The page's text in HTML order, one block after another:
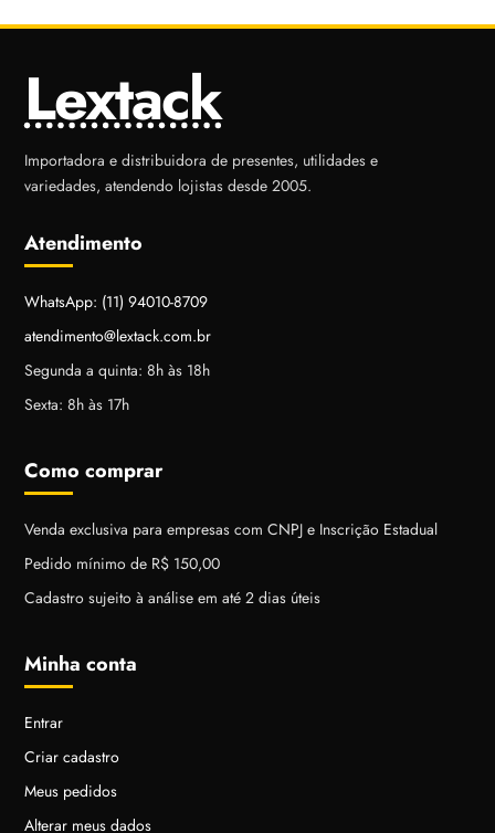
Atendimento
WhatsApp: (11) 94010-8709
atendimento@lextack.com.br
Segunda a quinta: 8h às 18h
Sexta: 8h às 17h
Como comprar
Venda exclusiva para empresas com CNPJ e Inscrição Estadual
Pedido mínimo de R$ 150,00
Cadastro sujeito à análise em até 2 dias úteis
Minha conta
Entrar
Criar cadastro
Meus pedidos
Alterar meus dados
Lextack
Importadora e distribuidora de presentes, utilidades e
variedades, atendendo lojistas desde 2005.